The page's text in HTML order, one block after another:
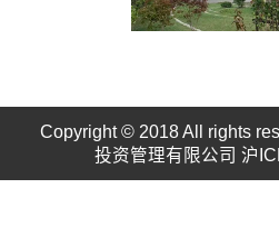
Copyright © 2018 All rights
投资管理有限公司 沪